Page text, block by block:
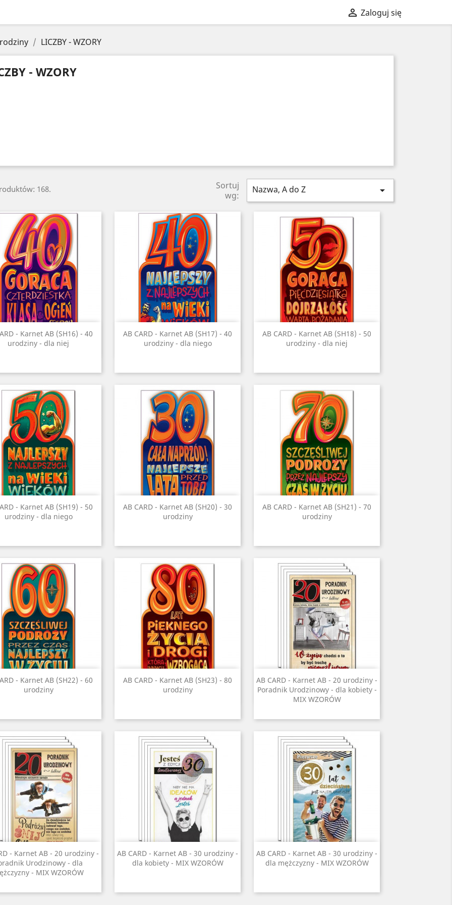
 Zaloguj się
LICZBY - WZORY
- WZORY
168.
Sortuj
wg:
Nazwa, A do Z 
- Karnet AB (SH16) - 40
urodziny - dla niej
Szybki podgląd
AB CARD - Karnet AB (SH17) - 40
urodziny - dla niego
Szybki podgląd
AB CARD - Karnet AB (SH18) - 50
urodziny - dla niej
Szybki podgląd
- Karnet AB (SH19) - 50
urodziny - dla niego
Szybki podgląd
AB CARD - Karnet AB (SH20) - 30
urodziny
Szybki podgląd
AB CARD - Karnet AB (SH21) - 70
urodziny
Szybki podgląd
- Karnet AB (SH22) - 60
urodziny
Szybki podgląd
AB CARD - Karnet AB (SH23) - 80
urodziny
Szybki podgląd
AB CARD - Karnet AB - 20 urodziny -
Poradnik Urodzinowy - dla kobiety -
MIX WZORÓW
 Szybki podgląd
- Karnet AB - 20 urodziny -
Urodzinowy - dla
- MIX WZORÓW
 Szybki podgląd
AB CARD - Karnet AB - 30 urodziny -
dla kobiety - MIX WZORÓW
 Szybki podgląd
AB CARD - Karnet AB - 30 urodziny -
dla mężczyzny - MIX WZORÓW
 Szybki podgląd